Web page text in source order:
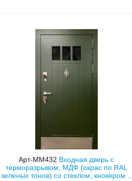
Арт-ММ432 Входная дверь с
терморазрывом, МДФ (окрас по RAL
зеленых тонов) со стеклом, кнокером и